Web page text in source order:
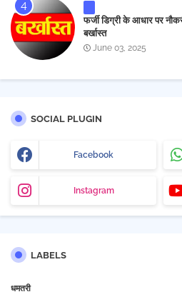
फर्जी डिग्री के आधार पर
बर्खास्त
June 03, 2025
SOCIAL PLUGIN
Facebook
Instagram
LABELS
धमतरी